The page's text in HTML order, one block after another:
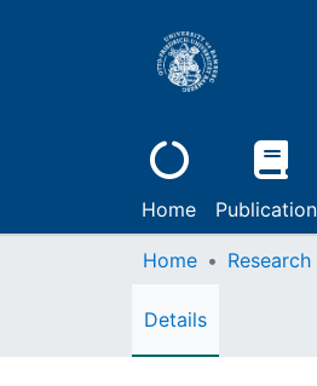
Home
Home
Details